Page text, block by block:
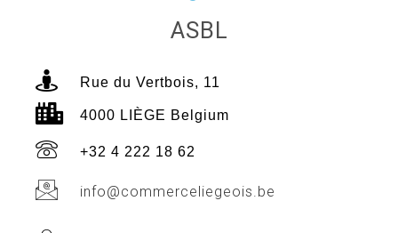
ASBL
Rue du Vertbois, 11
4000 LIÈGE Belgium
+32 4 222 18 62
info@commerceliegeois.be